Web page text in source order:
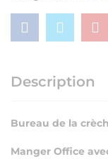
Description
Bureau de la
Manger Office